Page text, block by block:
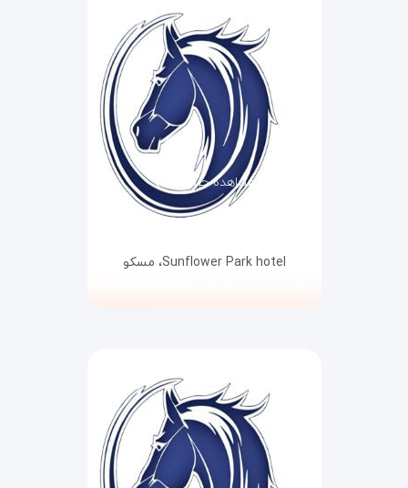
مشاهده جزئیات
Sunflower Park hotel، مسکو